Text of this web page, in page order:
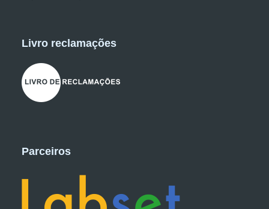
Livro reclamações
Parceiros